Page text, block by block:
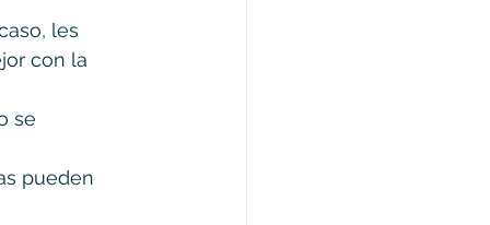
les
con la
se
pueden